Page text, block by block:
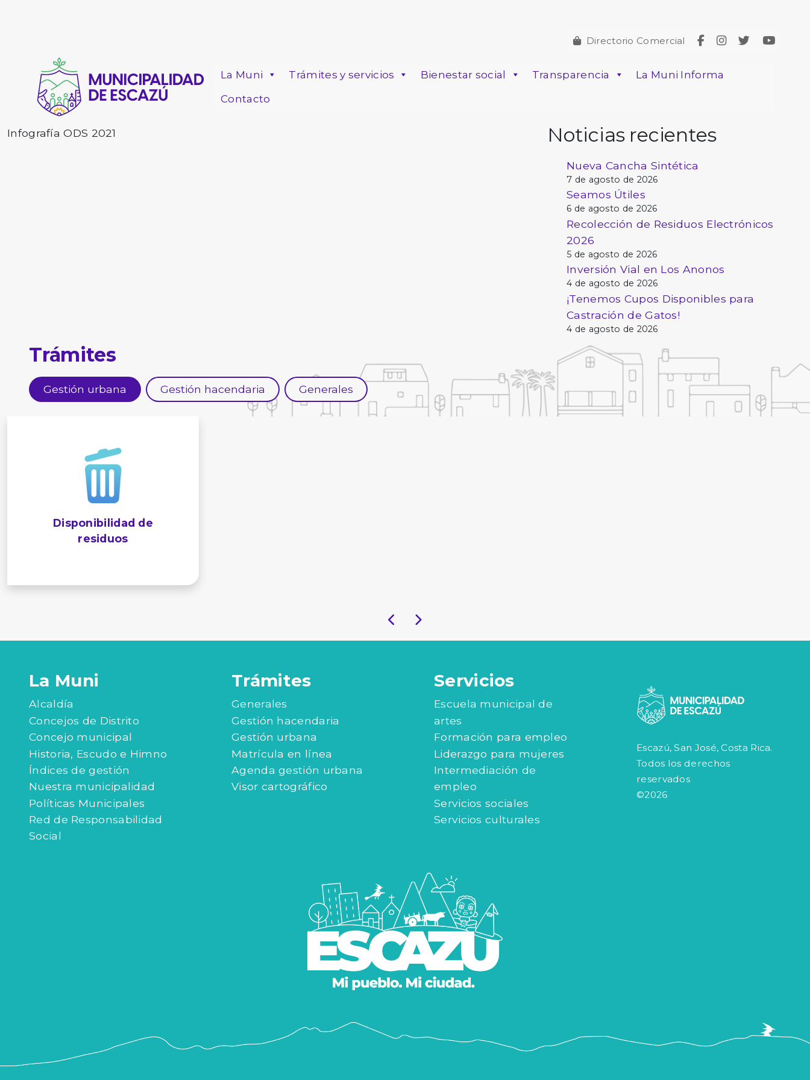
Directorio Comercial
La Muni Trámites y servicios Bienestar social Transparencia
La Muni Informa
Contacto
Infografía ODS 2021 Noticias recientes
Nueva Cancha Sintética
7 de agosto de 2026
Seamos Útiles
6 de agosto de 2026
Recolección de Residuos Electrónicos
2026
5 de agosto de 2026
Inversión Vial en Los Anonos
4 de agosto de 2026
¡Tenemos Cupos Disponibles para
Castración de Gatos!
4 de agosto de 2026
Trámites
Gestión urbana Gestión hacendaria Generales
Disponibilidad de
residuos
La Muni
Alcaldía
Concejos de Distrito
Concejo municipal
Historia, Escudo e Himno
Índices de gestión
Nuestra municipalidad
Políticas Municipales
Red de Responsabilidad
Social
Trámites
Generales
Gestión hacendaria
Gestión urbana
Matrícula en línea
Agenda gestión urbana
Visor cartográfico
Servicios
Escuela municipal de
artes
Formación para empleo
Liderazgo para mujeres
Intermediación de
empleo
Servicios sociales
Servicios culturales
Escazú, San José, Costa Rica.
Todos los derechos
reservados
©2026